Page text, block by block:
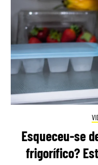
Esqueceu-se
frigorífico?